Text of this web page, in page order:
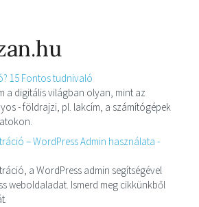
15 Fontos tudnivaló
a digitális világban olyan, mint az
- földrajzi, pl. lakcím, a számítógépek
– WordPress Admin használata -
a WordPress admin segítségével
weboldaladat. Ismerd meg cikkünkből